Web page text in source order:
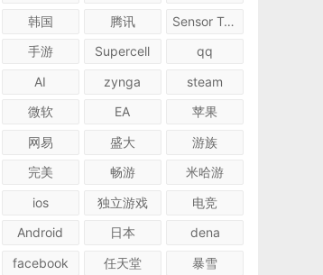
韩国
腾讯
Sensor Tower
手游
Supercell
qq
AI
zynga
steam
微软
EA
苹果
网易
盛大
游族
完美
畅游
米哈游
ios
独立游戏
电竞
Android
日本
dena
facebook
任天堂 暴雪